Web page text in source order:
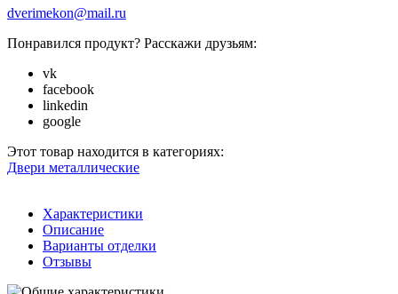
dverimekon@mail.ru
Понравился продукт? Расскажи друзьям:
vk
facebook
linkedin
google
Этот товар находится в категориях:
Двери металлические
Характеристики
Описание
Варианты отделки
Отзывы